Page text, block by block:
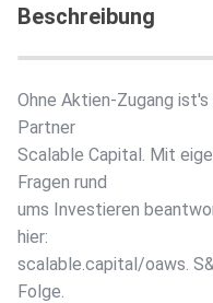
Beschreibung
Ohne Aktien-Zugang
Partner
Scalable Capital. Mit
Fragen rund
ums Investieren
hier:
scalable.capital/oaws.
Folge.